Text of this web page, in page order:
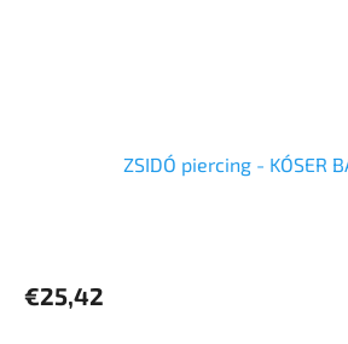
ZSIDÓ piercing - KÓSER
€25,42